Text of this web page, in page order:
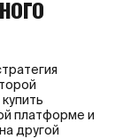
платформе и
другой